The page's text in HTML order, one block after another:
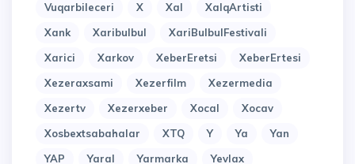
Vuqarbileceri
X Xal
XalqArtisti
Xank
Xaribulbul
XariBulbulFestivali
Xarici
Xarkov XeberEretsi
XeberErtesi
Xezeraxsami
Xezerfilm
Xezermedia
Xezertv
Xezerxeber Xocal
Xocav
Xosbextsabahalar
XTQ Y Ya
Yan
YAP
Yaral Yarmarka
Yevlax